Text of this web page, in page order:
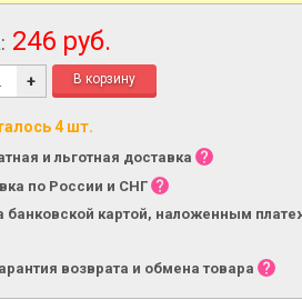
246 руб.
+
4 шт.
и льготная доставка
по России и СНГ
банковской картой, наложенным
возврата и обмена товара